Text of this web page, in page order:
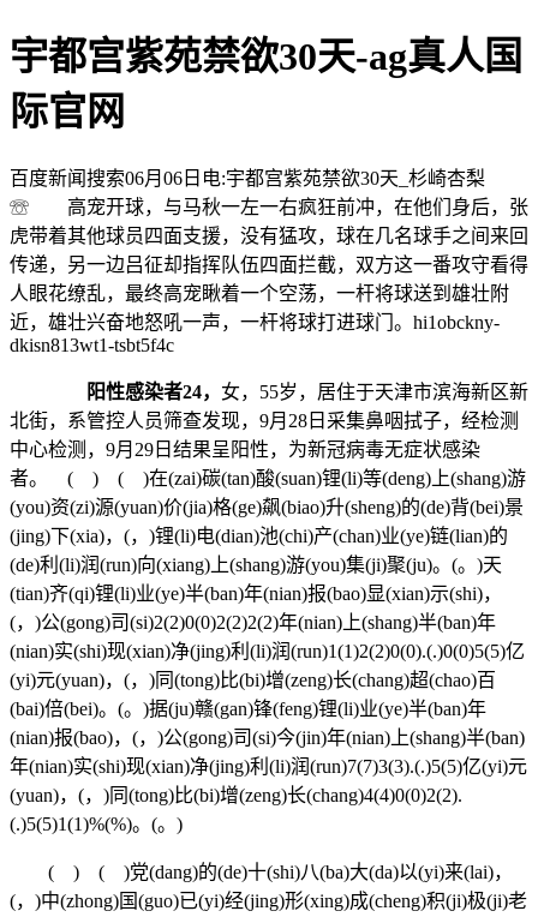
宇都宫紫苑禁欲30天-ag真人国
际官网
百度新闻搜索06月06日电:宇都宫紫苑禁欲30天_杉崎杏梨
☏ 高宠开球，与马秋一左一右疯狂前冲，在他们身后，张
虎带着其他球员四面支援，没有猛攻，球在几名球手之间来回
传递，另一边吕征却指挥队伍四面拦截，双方这一番攻守看得
人眼花缭乱，最终高宠瞅着一个空荡，一杆将球送到雄壮附
近，雄壮兴奋地怒吼一声，一杆将球打进球门。hi1obckny-
dkisn813wt1-tsbt5f4c
阳性感染者24， 女，55岁，居住于天津市滨海新区新
北街，系管控人员筛查发现，9月28日采集鼻咽拭子，经检测
中心检测，9月29日结果呈阳性，为新冠病毒无症状感染
者。 ( ) ( )在(zai)碳(tan)酸(suan)锂(li)等(deng)上(shang)游
(you)资(zi)源(yuan)价(jia)格(ge)飙(biao)升(sheng)的(de)背(bei)景
(jing)下(xia)，(，)锂(li)电(dian)池(chi)产(chan)业(ye)链(lian)的
(de)利(li)润(run)向(xiang)上(shang)游(you)集(ji)聚(ju)。(。)天
(tian)齐(qi)锂(li)业(ye)半(ban)年(nian)报(bao)显(xian)示(shi)，
(，)公(gong)司(si)2(2)0(0)2(2)2(2)年(nian)上(shang)半(ban)年
(nian)实(shi)现(xian)净(jing)利(li)润(run)1(1)2(2)0(0).(.)0(0)5(5)亿
(yi)元(yuan)，(，)同(tong)比(bi)增(zeng)长(chang)超(chao)百
(bai)倍(bei)。(。)据(ju)赣(gan)锋(feng)锂(li)业(ye)半(ban)年
(nian)报(bao)，(，)公(gong)司(si)今(jin)年(nian)上(shang)半(ban)
年(nian)实(shi)现(xian)净(jing)利(li)润(run)7(7)3(3).(.)5(5)亿(yi)元
(yuan)，(，)同(tong)比(bi)增(zeng)长(chang)4(4)0(0)2(2).
(.)5(5)1(1)%(%)。(。)
( ) ( )党(dang)的(de)十(shi)八(ba)大(da)以(yi)来(lai)，
(，)中(zhong)国(guo)已(yi)经(jing)形(xing)成(cheng)积(ji)极(ji)老